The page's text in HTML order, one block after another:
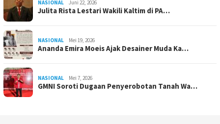
NASIONAL Juni 22, 2026
Julita Rista Lestari Wakili Kaltim di PA…
NASIONAL Mei 19, 2026
Ananda Emira Moeis Ajak Desainer Muda Ka…
NASIONAL Mei 7, 2026
GMNI Soroti Dugaan Penyerobotan Tanah Wa…